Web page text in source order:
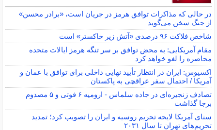
در حالی که مذاکرات توافق هرمز در جریان است، «برادر محسن»
از جنگ سخن می‌گوید
شاخص فلاکت ۹۶ درصدی «آتش زیر خاکستر» است
مقام آمریکایی: به محض توافق بر سر تنگه هرمز ایالات متحده
محاصره را لغو خواهد کرد
اکسیوس: ایران در انتظار تأیید نهایی داخلی برای توافق با عمان و
آمریکا / احتمال سفر عراقچی به پاکستان
تصادف زنجیره‌ای در جاده سلماس - ارومیه ۶ فوتی و ۵ مصدوم
برجا گذاشت
سنای آمریکا لایحه تحریم روسیه و ایران را تصویب کرد؛ تمدید
تحریم‌های تهران تا سال ۲۰۳۱